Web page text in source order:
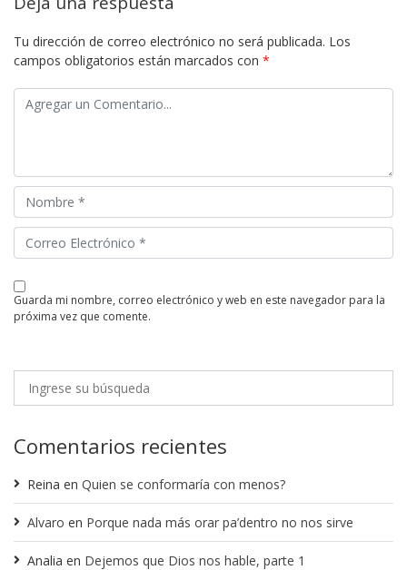
Tu dirección de correo electrónico no será publicada. Los
campos obligatorios están marcados con *
guarda mi nombre, correo electrónico y web en este navegador para la
próxima vez que comente.
Comentarios recientes
Reina en Quien se conformaría con menos?
Alvaro en Porque nada más orar pa’dentro no nos sirve
Analia en Dejemos que Dios nos hable, parte 1